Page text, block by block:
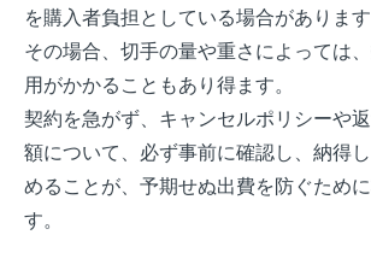
を購入者負担としている場合があります
その場合、切手の量や重さによっては
用がかかることもあり得ます。
契約を急がず、キャンセルポリシーや
額について、必ず事前に確認し、納得
めることが、予期せぬ出費を防ぐため
す。